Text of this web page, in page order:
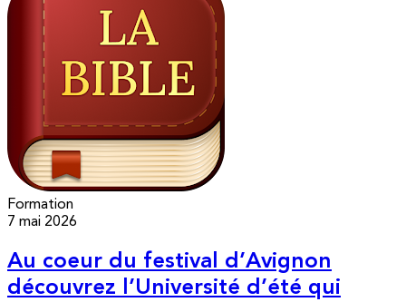
Formation
7 mai 2026
Au coeur du festival d’Avignon
découvrez l’Université d’été qui